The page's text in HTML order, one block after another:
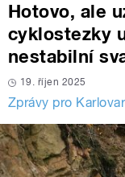
Hotovo, ale
cyklostezky
nestabilní
19. říjen 2025
Zprávy pro